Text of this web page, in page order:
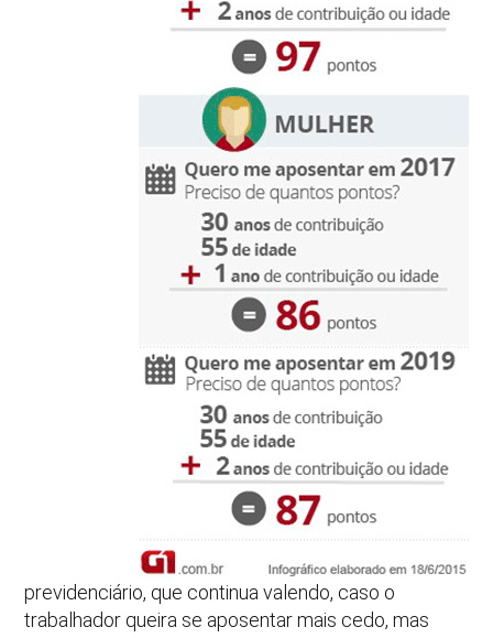
previdenciário, que continua valendo, caso o
trabalhador queira se aposentar mais cedo, mas